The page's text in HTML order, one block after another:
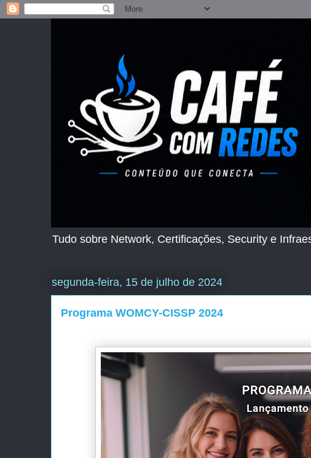
Tudo sobre Network, Certificações, Security e
segunda-feira, 15 de julho de 2024
Programa WOMCY-CISSP 2024